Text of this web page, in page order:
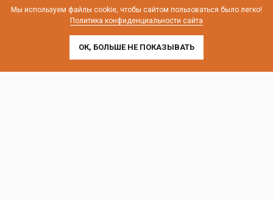
Мы используем файлы cookie, чтобы сайтом пользоваться было легко!
Политика конфиденциальности сайта
ОК, БОЛЬШЕ НЕ ПОКАЗЫВАТЬ